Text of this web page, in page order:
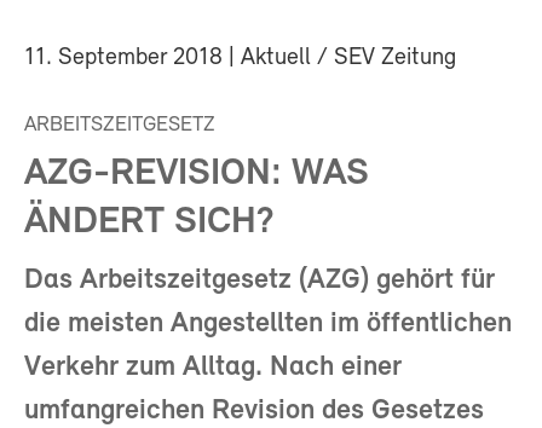
11. September 2018 | Aktuell / SEV Zeitung
ARBEITSZEITGESETZ
AZG-REVISION: WAS
ÄNDERT SICH?
Das Arbeitszeitgesetz (AZG) gehört für
die meisten Angestellten im öffentlichen
Verkehr zum Alltag. Nach einer
umfangreichen Revision des Gesetzes